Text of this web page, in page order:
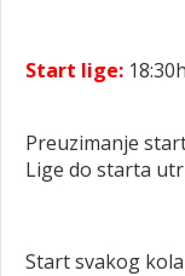
Start lige:
Preuzimanje
Lige do starta
Start svakog